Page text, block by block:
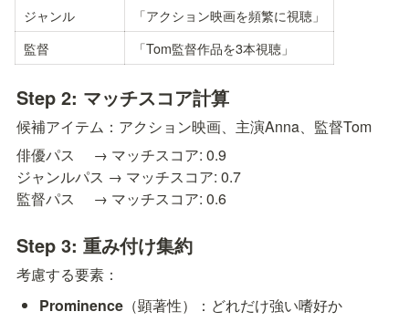
ジャンル
「アクション映画を頻繁に視聴」
監督
「Tom監督作品を3本視聴」
Step 2: マッチスコア計算
候補アイテム：アクション映画、主演Anna、監督Tom
俳優パス     → マッチスコア: 0.9
ジャンルパス → マッチスコア: 0.7
監督パス     → マッチスコア: 0.6
Step 3: 重み付け集約
考慮する要素：
Prominence （顕著性）：どれだけ強い嗜好か